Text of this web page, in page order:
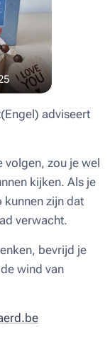
adviseert
volgen, zou je wel
kijken. Als je
kunnen zijn dat
verwacht.
bevrijd je
wind van